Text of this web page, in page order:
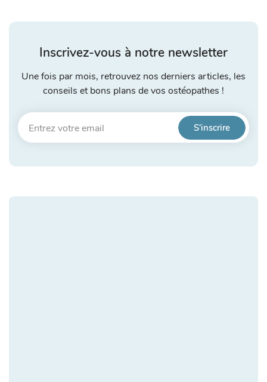
Inscrivez-vous à notre newsletter
Une fois par mois, retrouvez nos derniers articles, les
conseils et bons plans de vos ostéopathes !